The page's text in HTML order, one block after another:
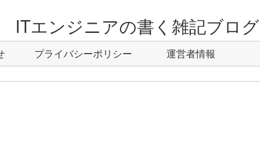
ITエンジニアの書く雑記ブログ
プライバシーポリシー 運営者情報